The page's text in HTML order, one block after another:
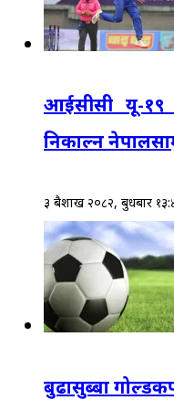
आईसीसी यू-१९
निकाल्न
३ बैशाख २०८२, बुधबार
बुढासुब्बा